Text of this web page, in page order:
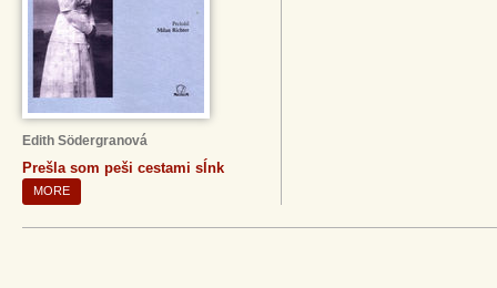
Edith Södergranová
Prešla som peši cestami sĺnk
MORE